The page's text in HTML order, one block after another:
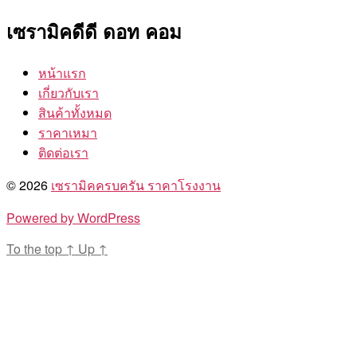
เซรามิคดีดี ดอท คอม
หน้าแรก
เกี่ยวกับเรา
สินค้าทั้งหมด
ราคาเหมา
ติดต่อเรา
© 2026 เซรามิคครบครัน ราคาโรงงาน
Powered by WordPress
To the top ↑ Up ↑